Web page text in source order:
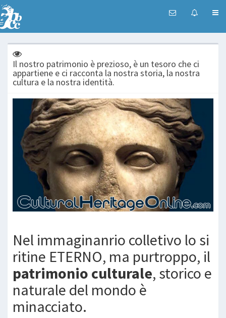
Il nostro patrimonio è prezioso, è un tesoro che ci
appartiene e ci racconta la nostra storia, la nostra
cultura e la nostra identità.
Nel immaginanrio colletivo lo si
ritine ETERNO, ma purtroppo, il
patrimonio culturale, storico e
naturale del mondo è
minacciato.